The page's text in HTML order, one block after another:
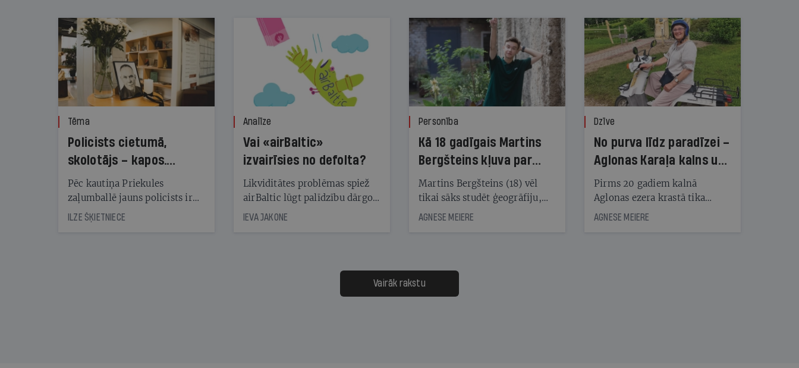
Tēma
Policists cietumā,
skolotājs – kapos.
Reibuma cena Priekulē
Pēc kautiņa Priekules
zaļumballē jauns policists ir
nonācis cietumā, bet
cienījams pedagogs — kapos.
ILZE ŠĶIETNIECE
Analīze
Vai «airBaltic»
izvairīsies no defolta?
Likviditātes problēmas spiež
airBaltic lūgt palīdzību dārgo
obligāciju turētājiem, taču
samaksāt augstos procentus,
kas jāpārskaita jau trīs dienas
pirms nākamās sapulces
IEVA JAKONE
Personība
Kā 18 gadīgais Martins
Bergšteins kļuva par
laika ziņu seju?
Martins Bergšteins (18) vēl
tikai sāks studēt ģeogrāfiju,
bet viņa sacītajam jau uzticas
uzcītīga darba, mammas
atbalsts un drosme turpināt
meteovērojumus arī tad, kad
AGNESE MEIERE
Dzīve
No purva līdz paradīzei –
Aglonas Karaļa kalns un
tā radītāji
Pirms 20 gadiem kalnā
Aglonas ezera krastā tika
uzstādītas pirmās koka
AGNESE MEIERE
Vairāk rakstu